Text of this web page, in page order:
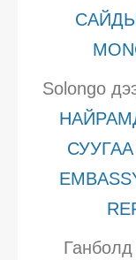
Solongo
Ганболд